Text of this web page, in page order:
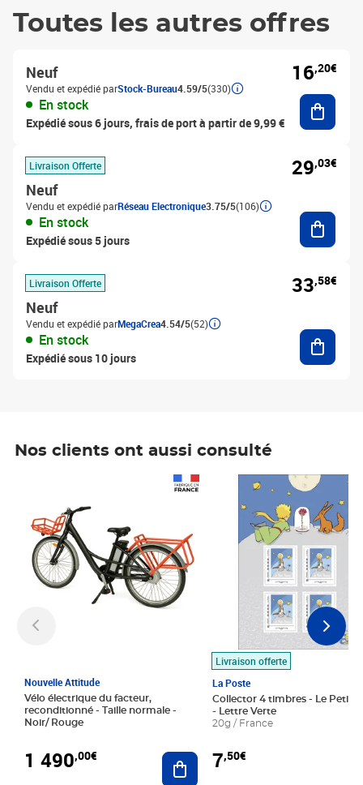
Toutes les autres offres
Neuf
Vendu et expédié parStock-Bureau4.59/5(330)
En stock
Expédié sous 6 jours, frais de port à partir de 9,99 €
16,20€
Livraison Offerte
Neuf
Vendu et expédié parRéseau Electronique3.75/5(106)
En stock
Expédié sous 5 jours
29,03€
Livraison Offerte
Neuf
Vendu et expédié parMegaCrea4.54/5(52)
En stock
Expédié sous 10 jours
33,58€
Nos clients ont aussi consulté
Nouvelle Attitude
Vélo électrique du facteur,
reconditionné - Taille normale -
Noir/ Rouge
1 490,00€ Ajouter au panier
Livraison offerte
La Poste
Collector 4 timbres - Le Petit
- Lettre Verte
20g / France
7,50€
Prix 7,50€